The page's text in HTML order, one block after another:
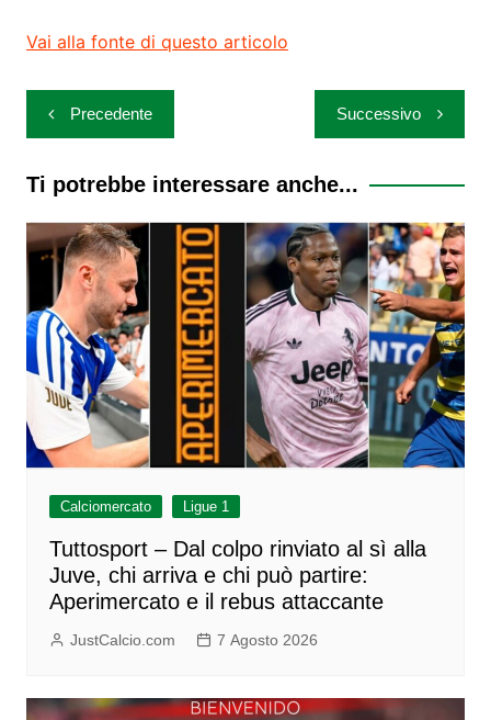
Vai alla fonte di questo articolo
Navigazione
articoli
Precedente Successivo
Ti potrebbe interessare anche...
Calciomercato Ligue 1
Tuttosport – Dal colpo rinviato al sì alla
Juve, chi arriva e chi può partire:
Aperimercato e il rebus attaccante
JustCalcio.com 7 Agosto 2026